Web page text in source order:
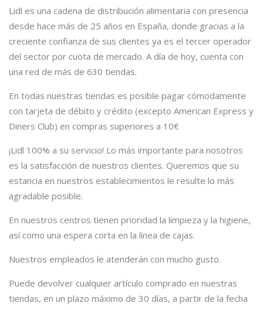
Lidl es una cadena de distribución alimentaria con presencia
desde hace más de 25 años en España, donde gracias a la
creciente confianza de sus clientes ya es el tercer operador
del sector por cuota de mercado. A día de hoy, cuenta con
una red de más de 630 tiendas.
En todas nuestras tiendas es posible pagar cómodamente
con tarjeta de débito y crédito (excepto American Express y
Diners Club) en compras superiores a 10€
¡Lidl 100% a su servicio! Lo más importante para nosotros
es la satisfacción de nuestros clientes. Queremos que su
estancia en nuestros establecimientos le resulte lo más
agradable posible.
En nuestros centros tienen prioridad la limpieza y la higiene,
así como una espera corta en la línea de cajas.
Nuestros empleados le atenderán con mucho gusto.
Puede devolver cualquier artículo comprado en nuestras
tiendas, en un plazo máximo de 30 días, a partir de la fecha